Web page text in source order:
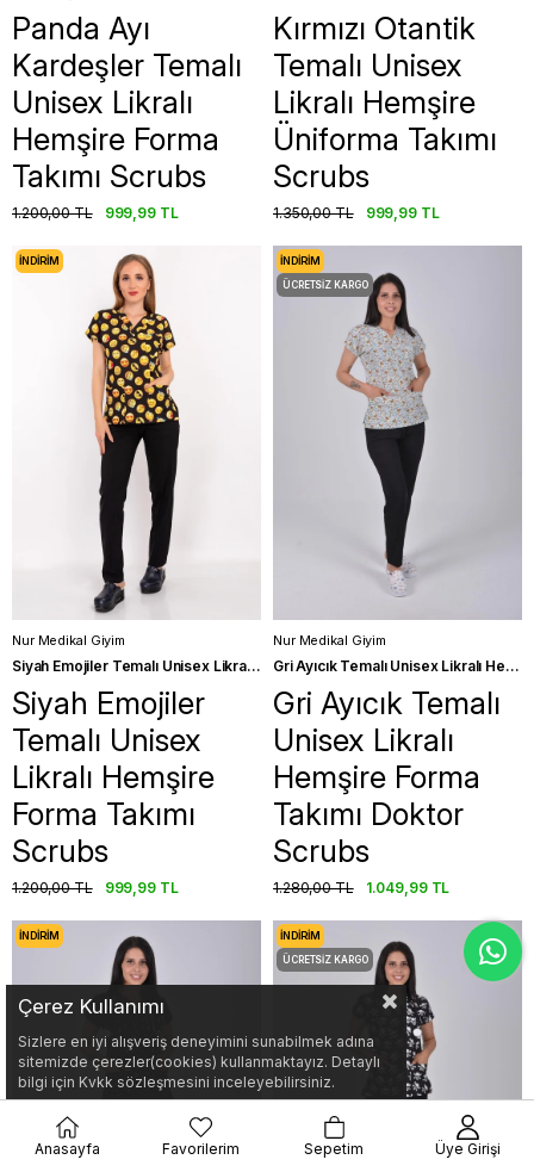
Panda Ayı
Kardeşler Temalı
Unisex Likralı
Hemşire Forma
Takımı Scrubs
999,99 TL
1.200,00 TL
Kırmızı Otantik
Temalı Unisex
Likralı Hemşire
Üniforma Takımı
Scrubs
999,99 TL
1.350,00 TL
Nur Medikal Giyim
Siyah Emojiler Temalı Unisex Likralı Hemşire Forma Takımı Scrubs
Siyah Emojiler
Temalı Unisex
Likralı Hemşire
Forma Takımı
Scrubs
999,99 TL
1.200,00 TL
İNDIRIM
Nur Medikal Giyim
Gri Ayıcık Temalı Unisex Likralı Hemşire Forma Takımı Doktor Scrubs
Gri Ayıcık Temalı
Unisex Likralı
Hemşire Forma
Takımı Doktor
Scrubs
1.049,99 TL
1.280,00 TL
İNDIRIM
ÜCRETSIZ KARGO
İNDIRIM İNDIRIM
ÜCRETSIZ KARGO
Çerez Kullanımı
Sizlere en iyi alışveriş deneyimini sunabilmek adına
sitemizde çerezler(cookies) kullanmaktayız. Detaylı
bilgi için Kvkk sözleşmesini inceleyebilirsiniz.
Anasayfa Favorilerim Sepetim Üye Girişi